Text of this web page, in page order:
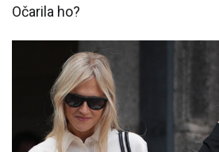
Očarila ho?